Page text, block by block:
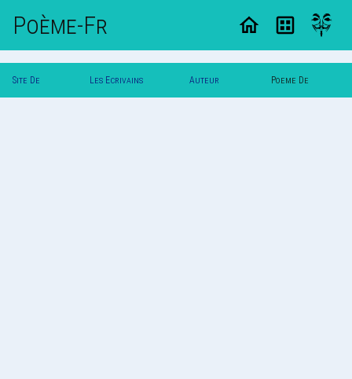
Poème-Fr
Site De Les Ecrivains Auteur Poeme De